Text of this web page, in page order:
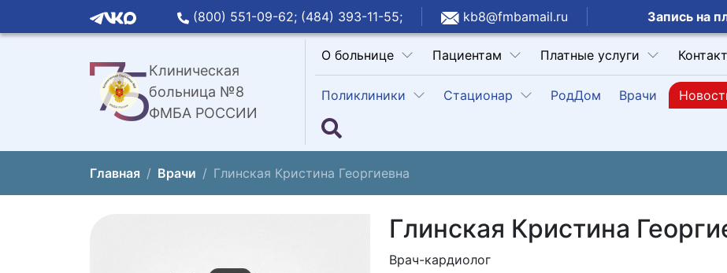
(800) 551-09-62; (484) 393-11-55; kb8@fmbamail.ru Запись на
Клиническая
больница №8
ФМБА РОССИИ
О больнице Пациентам Платные услуги
Поликлиники Стационар РодДом Врачи
Главная Врачи Глинская Кристина Георгиевна
Глинская Кристина
Врач-кардиолог